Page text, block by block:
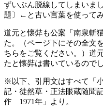
ずいぶん脱線してしまいま
題〕←と古い言葉を使ってみ
道元と懐弉も公案「南泉斬
た。（ページ下にその全文
ちらをご覧ください。）道
たと懐弉は書いているので
※以下、引用文はすべて「
記・徒然草・正法眼蔵随聞
作 1971年」より。